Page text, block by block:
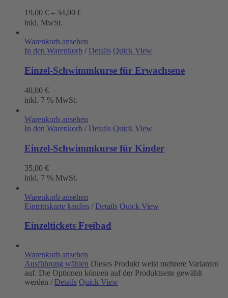
19,00 € – 34,00 €
inkl. MwSt.
Warenkorb ansehen
In den Warenkorb / Details Quick View
Einzel-Schwimmkurse für Erwachsene
40,00 €
inkl. 7 % MwSt.
Warenkorb ansehen
In den Warenkorb / Details Quick View
Einzel-Schwimmkurse für Kinder
35,00 €
inkl. 7 % MwSt.
Warenkorb ansehen
Eintrittskarte kaufen / Details Quick View
Einzeltickets Freibad
Warenkorb ansehen
Ausführung wählen Dieses Produkt weist mehrere Varianten
auf. Die Optionen können auf der Produktseite gewählt
werden / Details Quick View